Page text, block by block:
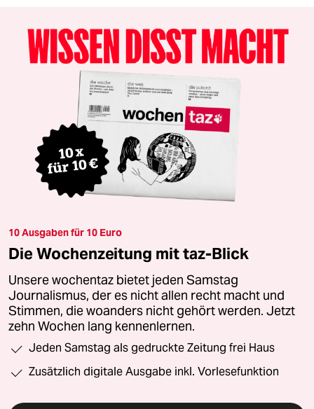
10 Ausgaben für 10 Euro
Die Wochenzeitung mit taz-Blick
Unsere wochentaz bietet jeden Samstag
Journalismus, der es nicht allen recht macht und
Stimmen, die woanders nicht gehört werden. Jetzt
zehn Wochen lang kennenlernen.
Jeden Samstag als gedruckte Zeitung frei Haus
Zusätzlich digitale Ausgabe inkl. Vorlesefunktion